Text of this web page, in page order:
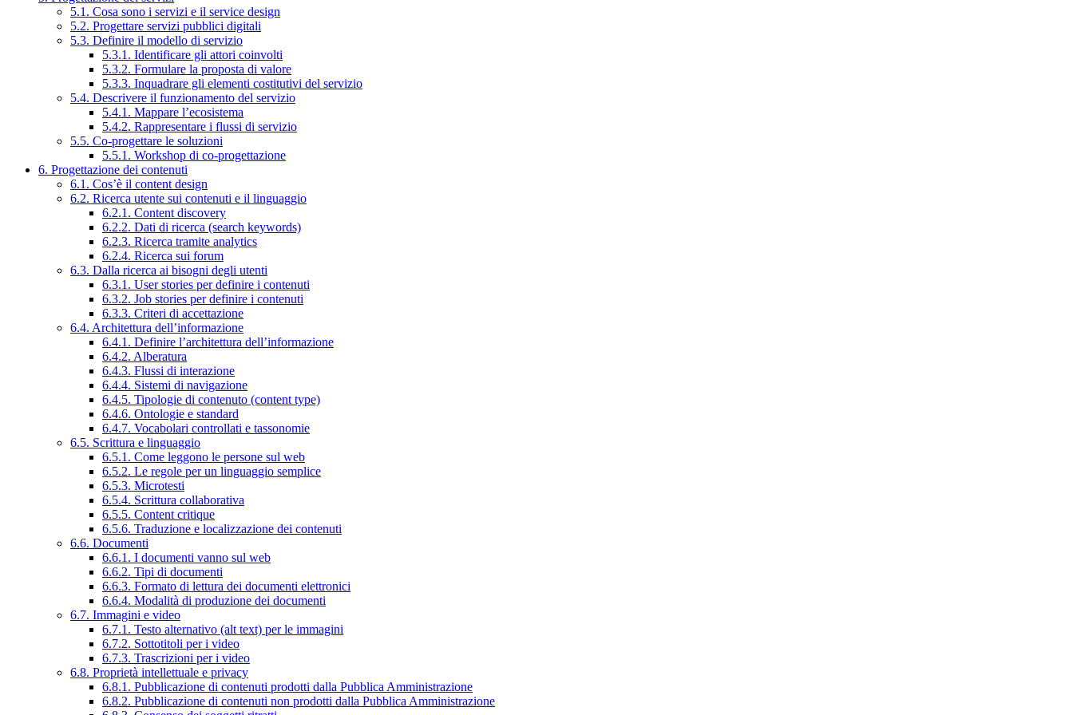
5.1. Cosa sono i servizi e il service design
5.2. Progettare servizi pubblici digitali
5.3. Definire il modello di servizio
5.3.1. Identificare gli attori coinvolti
5.3.2. Formulare la proposta di valore
5.3.3. Inquadrare gli elementi costitutivi del servizio
5.4. Descrivere il funzionamento del servizio
5.4.1. Mappare l’ecosistema
5.4.2. Rappresentare i flussi di servizio
5.5. Co-progettare le soluzioni
5.5.1. Workshop di co-progettazione
6. Progettazione dei contenuti
6.1. Cos’è il content design
6.2. Ricerca utente sui contenuti e il linguaggio
6.2.1. Content discovery
6.2.2. Dati di ricerca (search keywords)
6.2.3. Ricerca tramite analytics
6.2.4. Ricerca sui forum
6.3. Dalla ricerca ai bisogni degli utenti
6.3.1. User stories per definire i contenuti
6.3.2. Job stories per definire i contenuti
6.3.3. Criteri di accettazione
6.4. Architettura dell’informazione
6.4.1. Definire l’architettura dell’informazione
6.4.2. Alberatura
6.4.3. Flussi di interazione
6.4.4. Sistemi di navigazione
6.4.5. Tipologie di contenuto (content type)
6.4.6. Ontologie e standard
6.4.7. Vocabolari controllati e tassonomie
6.5. Scrittura e linguaggio
6.5.1. Come leggono le persone sul web
6.5.2. Le regole per un linguaggio semplice
6.5.3. Microtesti
6.5.4. Scrittura collaborativa
6.5.5. Content critique
6.5.6. Traduzione e localizzazione dei contenuti
6.6. Documenti
6.6.1. I documenti vanno sul web
6.6.2. Tipi di documenti
6.6.3. Formato di lettura dei documenti elettronici
6.6.4. Modalità di produzione dei documenti
6.7. Immagini e video
6.7.1. Testo alternativo (alt text) per le immagini
6.7.2. Sottotitoli per i video
6.7.3. Trascrizioni per i video
6.8. Proprietà intellettuale e privacy
6.8.1. Pubblicazione di contenuti prodotti dalla Pubblica Amministrazione
6.8.2. Pubblicazione di contenuti non prodotti dalla Pubblica Amministrazione